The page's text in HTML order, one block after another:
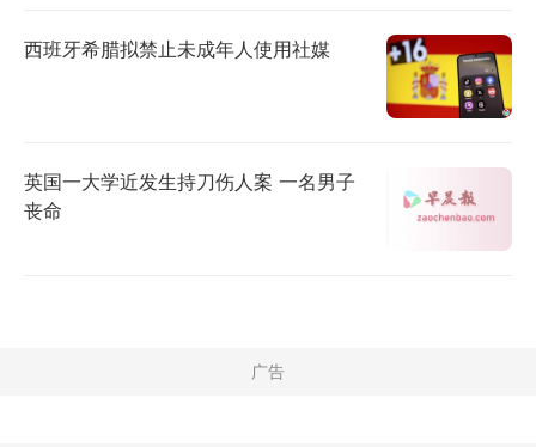
西班牙希腊拟禁止未成年人使用社媒
英国一大学近发生持刀伤人案 一名男子
丧命